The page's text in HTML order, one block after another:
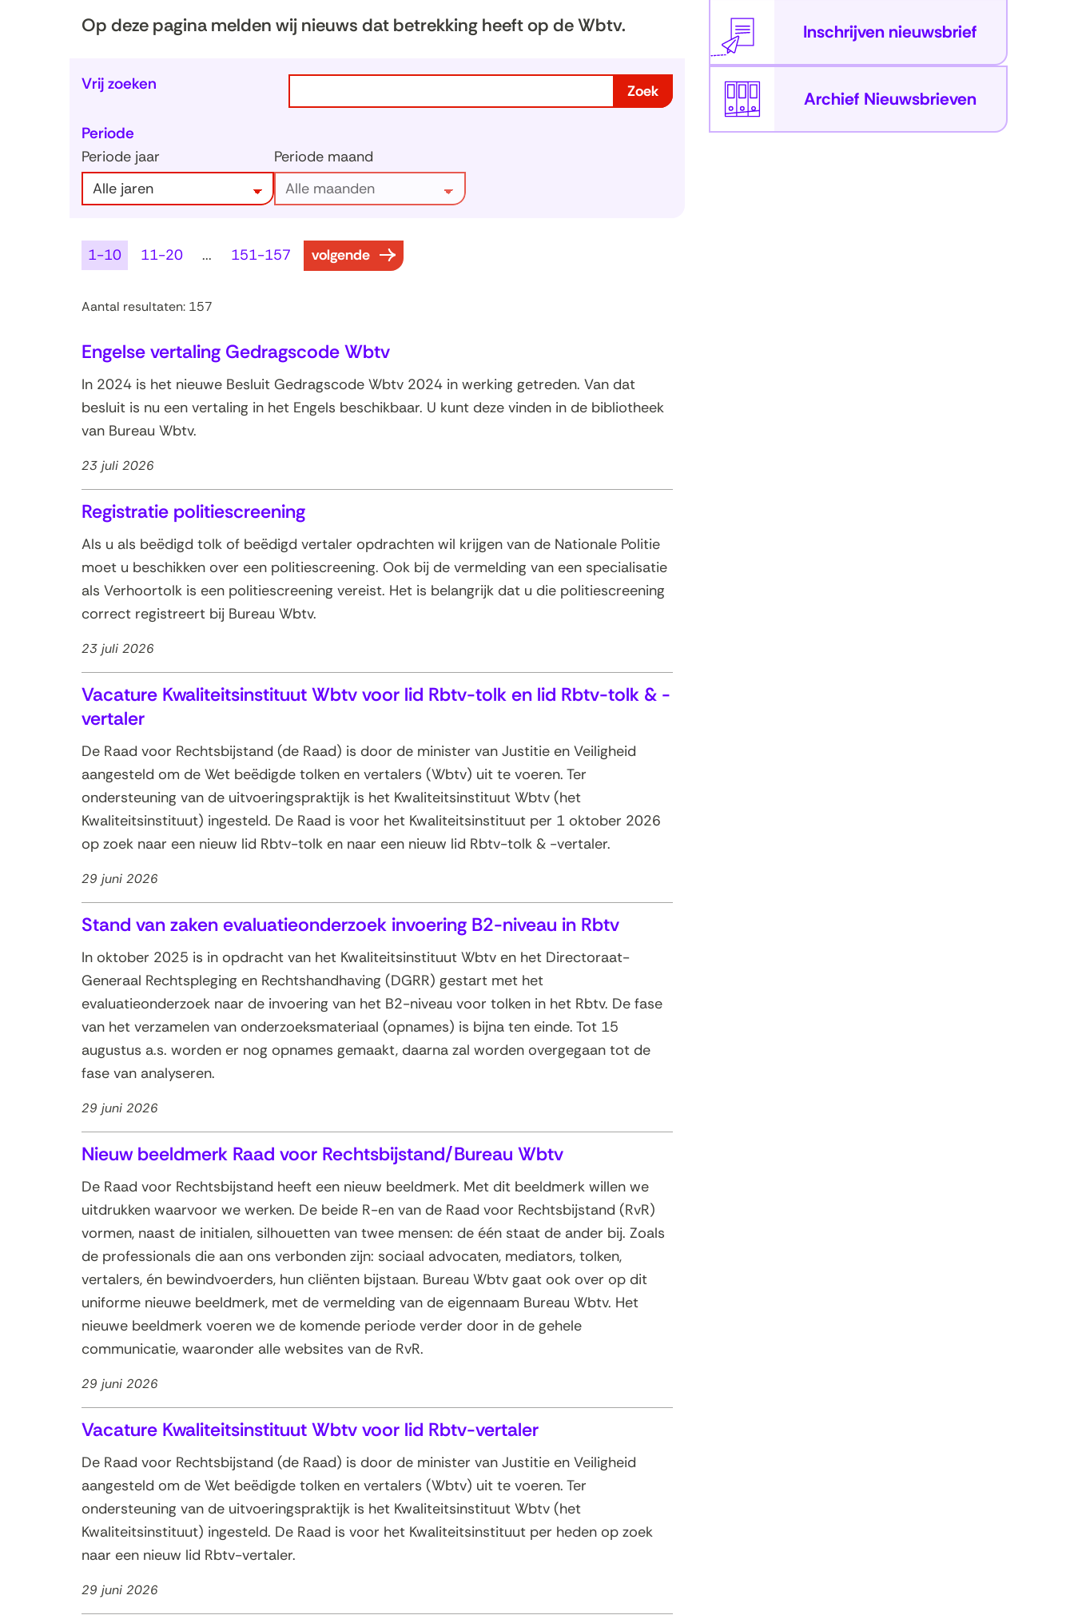
Op deze pagina melden wij nieuws dat betrekking heeft op de Wbtv.
Zoeken
de
index
Zoeken
de
index
Vrij zoeken
Periode
Periode jaar Periode maand
Zoek
1-10 11-20 ... 151-157 volgende
resultaten
Aantal resultaten: 157
Engelse vertaling Gedragscode Wbtv
In 2024 is het nieuwe Besluit Gedragscode Wbtv 2024 in werking getreden. Van dat
besluit is nu een vertaling in het Engels beschikbaar. U kunt deze vinden in de bibliotheek
van Bureau Wbtv.
23 juli 2026
Registratie politiescreening
Als u als beëdigd tolk of beëdigd vertaler opdrachten wil krijgen van de Nationale Politie
moet u beschikken over een politiescreening. Ook bij de vermelding van een specialisatie
als Verhoortolk is een politiescreening vereist. Het is belangrijk dat u die politiescreening
correct registreert bij Bureau Wbtv.
23 juli 2026
Vacature Kwaliteitsinstituut Wbtv voor lid Rbtv-tolk en lid Rbtv-tolk & -
vertaler
De Raad voor Rechtsbijstand (de Raad) is door de minister van Justitie en Veiligheid
aangesteld om de Wet beëdigde tolken en vertalers (Wbtv) uit te voeren. Ter
ondersteuning van de uitvoeringspraktijk is het Kwaliteitsinstituut Wbtv (het
Kwaliteitsinstituut) ingesteld. De Raad is voor het Kwaliteitsinstituut per 1 oktober 2026
op zoek naar een nieuw lid Rbtv-tolk en naar een nieuw lid Rbtv-tolk & -vertaler.
29 juni 2026
Stand van zaken evaluatieonderzoek invoering B2-niveau in Rbtv
In oktober 2025 is in opdracht van het Kwaliteitsinstituut Wbtv en het Directoraat-
Generaal Rechtspleging en Rechtshandhaving (DGRR) gestart met het
evaluatieonderzoek naar de invoering van het B2-niveau voor tolken in het Rbtv. De fase
van het verzamelen van onderzoeksmateriaal (opnames) is bijna ten einde. Tot 15
augustus a.s. worden er nog opnames gemaakt, daarna zal worden overgegaan tot de
fase van analyseren.
29 juni 2026
Nieuw beeldmerk Raad voor Rechtsbijstand/Bureau Wbtv
De Raad voor Rechtsbijstand heeft een nieuw beeldmerk. Met dit beeldmerk willen we
uitdrukken waarvoor we werken. De beide R-en van de Raad voor Rechtsbijstand (RvR)
vormen, naast de initialen, silhouetten van twee mensen: de één staat de ander bij. Zoals
de professionals die aan ons verbonden zijn: sociaal advocaten, mediators, tolken,
vertalers, én bewindvoerders, hun cliënten bijstaan. Bureau Wbtv gaat ook over op dit
uniforme nieuwe beeldmerk, met de vermelding van de eigennaam Bureau Wbtv. Het
nieuwe beeldmerk voeren we de komende periode verder door in de gehele
communicatie, waaronder alle websites van de RvR.
29 juni 2026
Vacature Kwaliteitsinstituut Wbtv voor lid Rbtv-vertaler
De Raad voor Rechtsbijstand (de Raad) is door de minister van Justitie en Veiligheid
aangesteld om de Wet beëdigde tolken en vertalers (Wbtv) uit te voeren. Ter
ondersteuning van de uitvoeringspraktijk is het Kwaliteitsinstituut Wbtv (het
Kwaliteitsinstituut) ingesteld. De Raad is voor het Kwaliteitsinstituut per heden op zoek
naar een nieuw lid Rbtv-vertaler.
29 juni 2026
Inschrijven nieuwsbrief
Archief Nieuwsbrieven